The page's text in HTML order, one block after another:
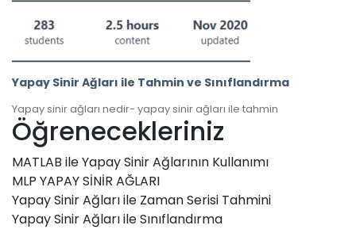
Yapay Sinir Ağları ile Tahmin ve Sınıflandırma
Yapay sinir ağları nedir- yapay sinir ağları ile tahmin
Öğrenecekleriniz
MATLAB ile Yapay Sinir Ağlarının Kullanımı
MLP YAPAY SİNİR AĞLARI
Yapay Sinir Ağları ile Zaman Serisi Tahmini
Yapay Sinir Ağları ile Sınıflandırma